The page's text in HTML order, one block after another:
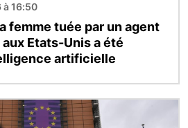
à 16:50
femme tuée par un agent
Etats-Unis a été
artificielle